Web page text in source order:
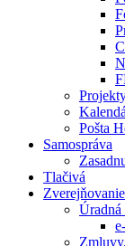
Pošta
Samospráva
Tlačivá
Zverejňovanie
Úradná